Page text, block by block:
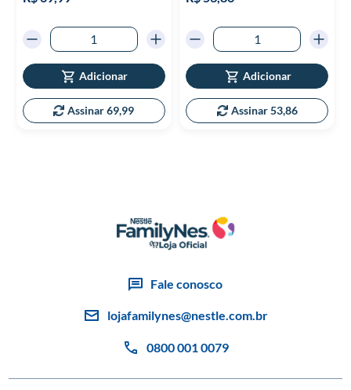
Adicionar
Assinar 69,99
Adicionar
Assinar 53,86
Fale conosco
lojafamilynes@nestle.com.br
0800 001 0079